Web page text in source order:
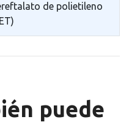
de polietileno
puede